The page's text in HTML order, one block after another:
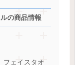
の商品情報
フェイスタオ